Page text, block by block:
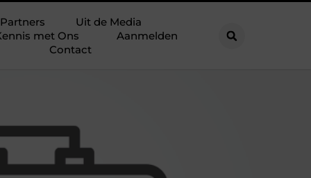
Partners
Uit de Media
met Ons
Aanmelden
Contact